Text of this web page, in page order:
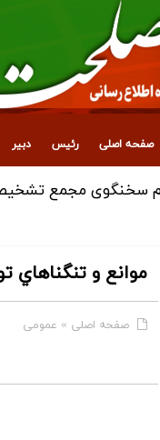
صفحه اصلی رئیس دبیر
موانع و تنگناهاي
صفحه اصلی » عمومی